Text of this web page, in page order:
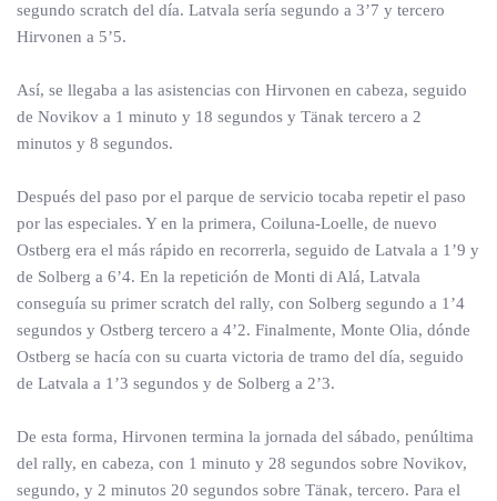
segundo scratch del día. Latvala sería segundo a 3’7 y tercero
Hirvonen a 5’5.
Así, se llegaba a las asistencias con Hirvonen en cabeza, seguido
de Novikov a 1 minuto y 18 segundos y Tänak tercero a 2
minutos y 8 segundos.
Después del paso por el parque de servicio tocaba repetir el paso
por las especiales. Y en la primera, Coiluna-Loelle, de nuevo
Ostberg era el más rápido en recorrerla, seguido de Latvala a 1’9 y
de Solberg a 6’4. En la repetición de Monti di Alá, Latvala
conseguía su primer scratch del rally, con Solberg segundo a 1’4
segundos y Ostberg tercero a 4’2. Finalmente, Monte Olia, dónde
Ostberg se hacía con su cuarta victoria de tramo del día, seguido
de Latvala a 1’3 segundos y de Solberg a 2’3.
De esta forma, Hirvonen termina la jornada del sábado, penúltima
del rally, en cabeza, con 1 minuto y 28 segundos sobre Novikov,
segundo, y 2 minutos 20 segundos sobre Tänak, tercero. Para el